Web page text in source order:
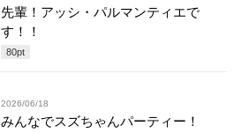
先輩！アッシ・パルマンティエで
す！！
80pt
2026/06/18
みんなでスズちゃんパーティー！